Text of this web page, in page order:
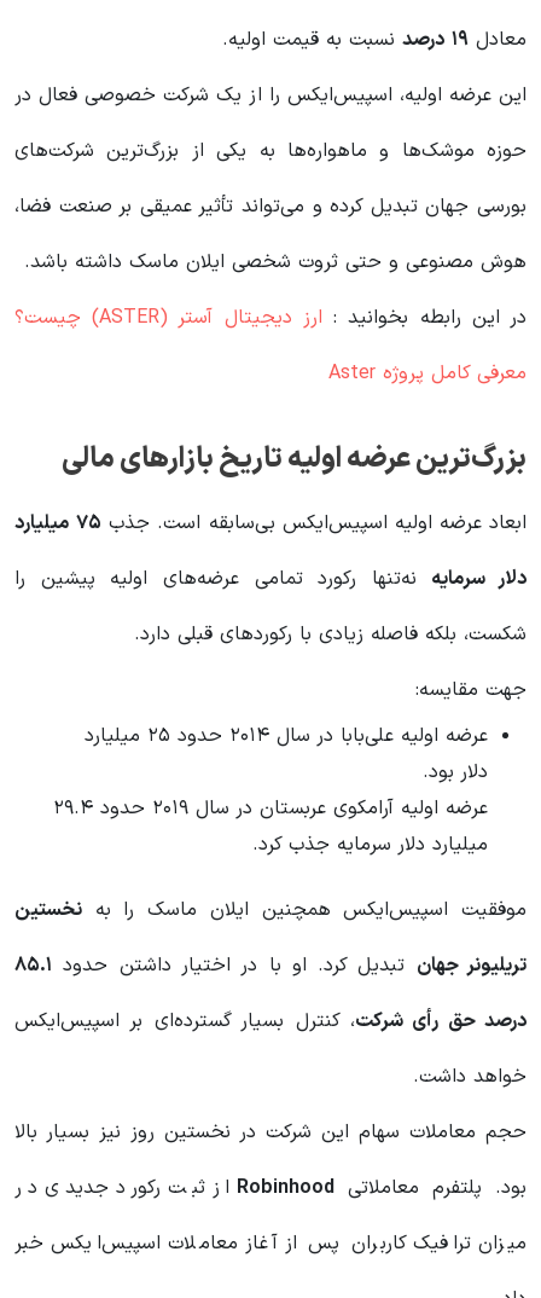
معادل ۱۹ درصد نسبت به قیمت اولیه.
این عرضه اولیه، اسپیس‌ایکس را از یک شرکت خصوصی فعال در
حوزه موشک‌ها و ماهواره‌ها به یکی از بزرگ‌ترین شرکت‌های
بورسی جهان تبدیل کرده و می‌تواند تأثیر عمیقی بر صنعت فضا،
هوش مصنوعی و حتی ثروت شخصی ایلان ماسک داشته باشد.
در این رابطه بخوانید‌ :
ارز دیجیتال آستر (ASTER) چیست؟
معرفی کامل پروژه Aster
بزرگ‌ترین عرضه اولیه تاریخ بازارهای مالی
ابعاد عرضه اولیه اسپیس‌ایکس بی‌سابقه است. جذب ۷۵ میلیارد
دلار سرمایه نه‌تنها رکورد تمامی عرضه‌های اولیه پیشین را
شکست، بلکه فاصله زیادی با رکوردهای قبلی دارد.
جهت مقایسه:
عرضه اولیه علی‌بابا در سال ۲۰۱۴ حدود ۲۵ میلیارد
دلار بود.
عرضه اولیه آرامکوی عربستان در سال ۲۰۱۹ حدود ۲۹.۴
میلیارد دلار سرمایه جذب کرد.
موفقیت اسپیس‌ایکس همچنین ایلان ماسک را به نخستین
تریلیونر جهان تبدیل کرد. او با در اختیار داشتن حدود ۸۵.۱
درصد حق رأی شرکت، کنترل بسیار گسترده‌ای بر اسپیس‌ایکس
خواهد داشت.
حجم معاملات سهام این شرکت در نخستین روز نیز بسیار بالا
بود. پلتفرم معاملاتی Robinhood از ثبت رکورد جدیدی در
میزان ترافیک کاربران پس از آغاز معاملات اسپیس‌ایکس خبر